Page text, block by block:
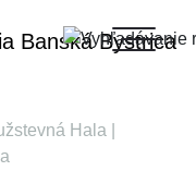
Hala |